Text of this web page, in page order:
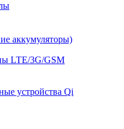
аккумуляторы)
LTE/3G/GSM
устройства Qi